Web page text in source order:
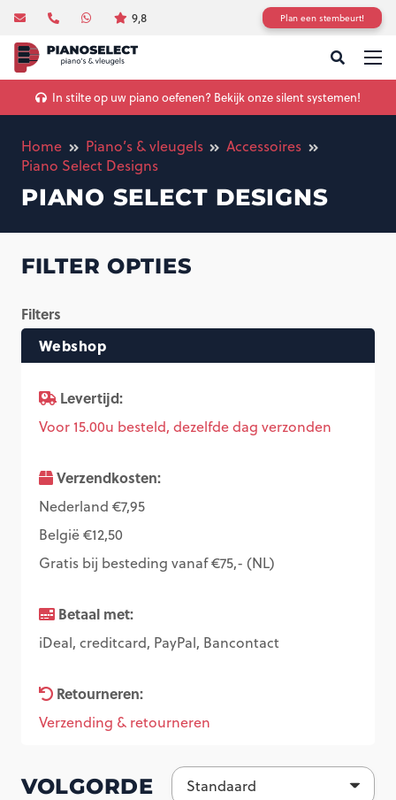
9,8 Plan een stembeurt!
In stilte op uw piano oefenen? Bekijk onze silent systemen!
Home Piano’s & vleugels
Accessoires
Piano Select Designs
PIANO SELECT DESIGNS
FILTER OPTIES
Filters
Webshop
Levertijd:
Voor 15.00u besteld, dezelfde dag verzonden
Verzendkosten:
Nederland €7,95
België €12,50
Gratis bij besteding vanaf €75,- (NL)
Betaal met:
iDeal, creditcard, PayPal, Bancontact
Retourneren:
Verzending & retourneren
VOLGORDE